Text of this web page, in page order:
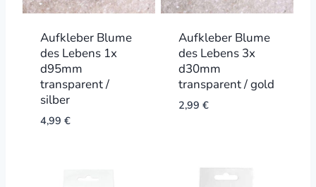
Aufkleber Blume
des Lebens 1x
d95mm
transparent /
silber
4,99 €
Aufkleber Blume
des Lebens 3x
d30mm
transparent / gold
2,99 €